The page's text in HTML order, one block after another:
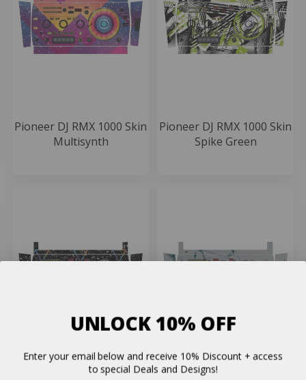
Pioneer DJ RMX 1000 Skin
Multisynth
Pioneer DJ RMX 1000 Skin
Spike Green
UNLOCK 10% OFF
Enter your email below and receive 10% Discount + access
to special Deals and Designs!